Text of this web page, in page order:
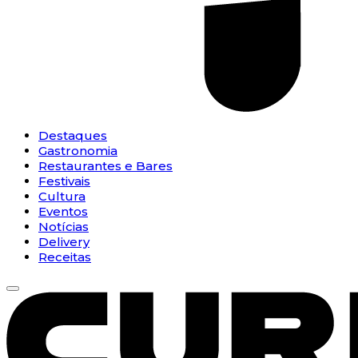
Destaques
Gastronomia
Restaurantes e Bares
Festivais
Cultura
Eventos
Notícias
Delivery
Receitas